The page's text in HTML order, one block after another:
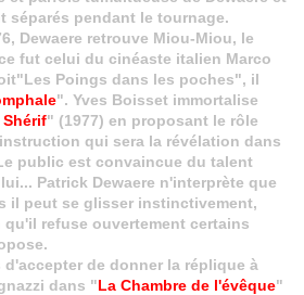
séparés pendant le tournage.
Dewaere retrouve Miou-Miou, le
fut celui du cinéaste italien Marco
"Les Poings dans les poches", il
". Yves Boisset immortalise
" (1977) en proposant le rôle
qui sera la révélation dans
public est convaincue du talent
Patrick Dewaere n'interprète que
il peut se glisser instinctivement,
refuse ouvertement certains
d'accepter de donner la réplique à
dans "La Chambre de l'évêque"